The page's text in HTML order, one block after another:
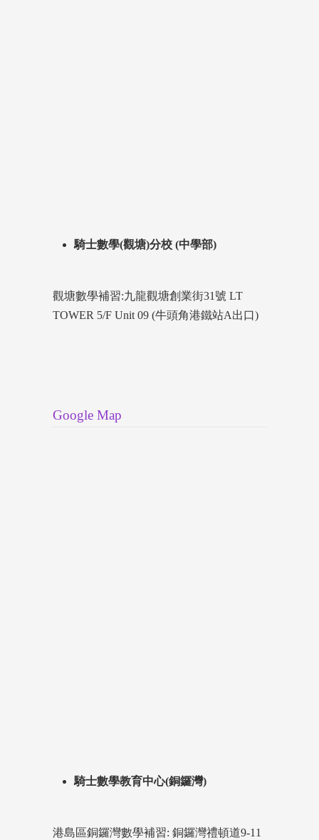
騎士數學(觀塘)分校 (中學部)
觀塘數學補習:九龍觀塘創業街31號 LT
TOWER 5/F Unit 09 (牛頭角港鐵站A出口)
Google Map
騎士數學教育中心(銅鑼灣)
港島區銅鑼灣數學補習: 銅鑼灣禮頓道9-11